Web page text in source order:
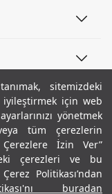
sitemizdeki
iyileştirmek için web
yönetmek
tüm çerezlerin
İzin Ver”
çerezleri ve bu
Politikası’ndan
buradan